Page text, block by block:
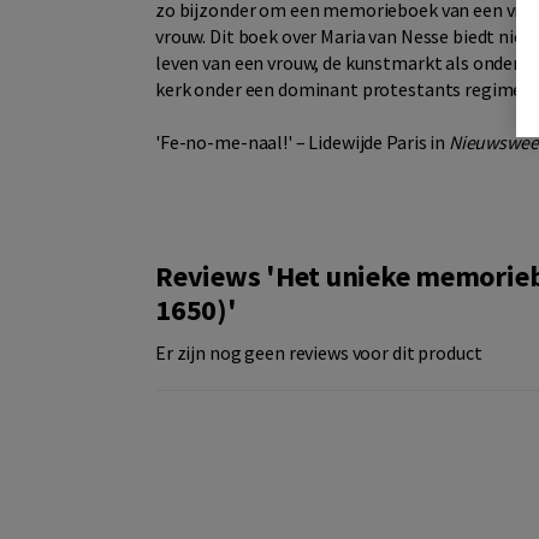
zo bijzonder om een memorieboek van een
vrouw. Dit boek over Maria van Nesse biedt
leven van een vrouw, de kunstmarkt als
kerk onder een dominant protestants regime.
'Fe-no-me-naal!' – Lidewijde Paris in
Reviews 'Het unieke
1650)'
Er zijn nog geen reviews voor dit product